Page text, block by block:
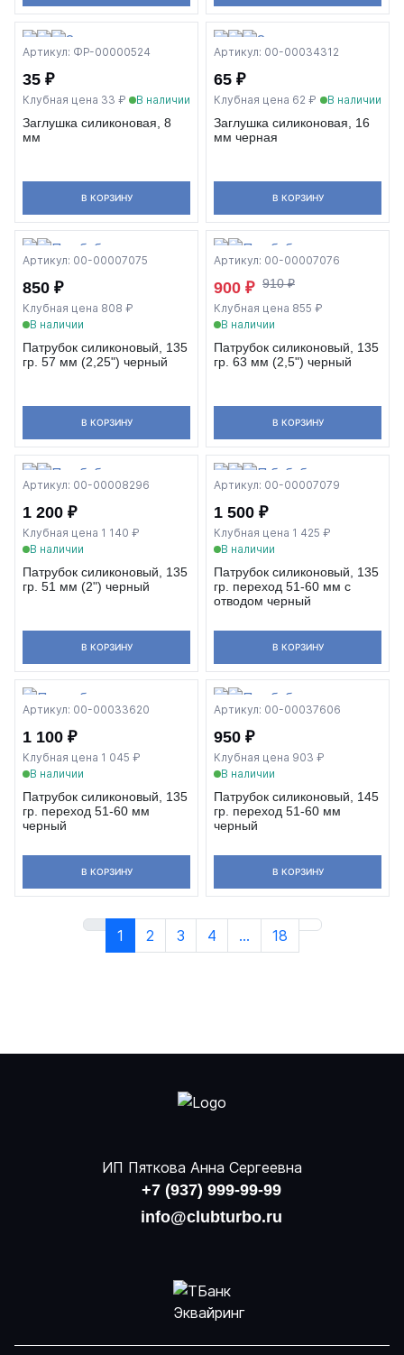
Артикул: ФР-00000524
35 ₽
Клубная цена 33 ₽ В наличии
Заглушка силиконовая, 8
мм
В КОРЗИНУ
Артикул: 00-00034312
65 ₽
Клубная цена 62 ₽ В наличии
Заглушка силиконовая, 16
мм черная
В КОРЗИНУ
Артикул: 00-00007075
850 ₽
Клубная цена 808 ₽
В наличии
Патрубок силиконовый, 135
гр. 57 мм (2,25") черный
В КОРЗИНУ
Артикул: 00-00007076
900 ₽ 910 ₽
Клубная цена 855 ₽
В наличии
Патрубок силиконовый, 135
гр. 63 мм (2,5") черный
В КОРЗИНУ
Артикул: 00-00008296
1 200 ₽
Клубная цена 1 140 ₽
В наличии
Патрубок силиконовый, 135
гр. 51 мм (2") черный
В КОРЗИНУ
Артикул: 00-00007079
1 500 ₽
Клубная цена 1 425 ₽
В наличии
Патрубок силиконовый, 135
гр. переход 51-60 мм с
отводом черный
В КОРЗИНУ
Артикул: 00-00033620
1 100 ₽
Клубная цена 1 045 ₽
В наличии
Патрубок силиконовый, 135
гр. переход 51-60 мм
черный
В КОРЗИНУ
Артикул: 00-00037606
950 ₽
Клубная цена 903 ₽
В наличии
Патрубок силиконовый, 145
гр. переход 51-60 мм
черный
В КОРЗИНУ
1 2 3 4 ... 18
ИП Пяткова Анна Сергеевна
+7 (937) 999-99-99
info@clubturbo.ru